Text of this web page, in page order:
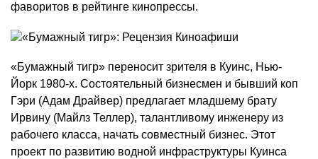
фаворитов в рейтинге кинопрессы.
«Бумажный тигр» переносит зрителя в Куинс, Нью-
Йорк 1980-х. Состоятельный бизнесмен и бывший коп
Гэри (Адам Драйвер) предлагает младшему брату
Ирвину (Майлз Теллер), талантливому инженеру из
рабочего класса, начать совместный бизнес. Этот
проект по развитию водной инфраструктуры Куинса